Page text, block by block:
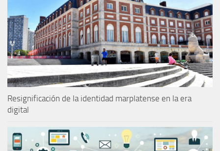
Resignificación de la identidad marplatense en la era
digital